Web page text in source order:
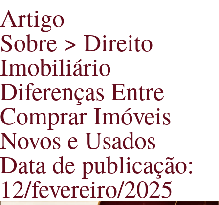
Artigo
Sobre > Direito
Imobiliário
Diferenças Entre
Comprar Imóveis
Novos e Usados
Data de publicação:
12/fevereiro/2025